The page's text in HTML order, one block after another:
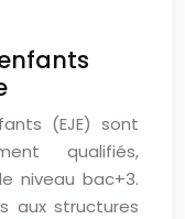
(EJE) sont
qualifiés,
niveau bac+3.
aux structures